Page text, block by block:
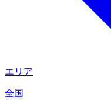
エリア
全国